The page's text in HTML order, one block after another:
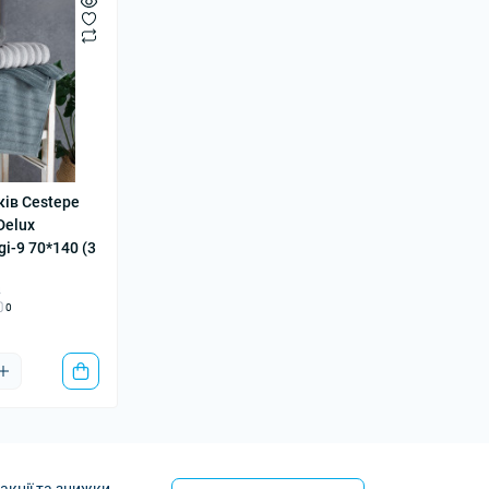
Cestepe
9 70*140 (3
0